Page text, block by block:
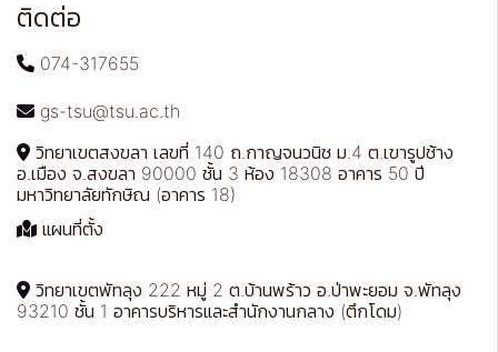
ติดต่อ
074-317655
gs-tsu@tsu.ac.th
วิทยาเขตสงขลา เลขที่ 140 ถ.กาญจนวนิช ม.4 ต.เขารูปช้าง
อ.เมือง จ.สงขลา 90000 ชั้น 3 ห้อง 18308 อาคาร 50 ปี
มหาวิทยาลัยทักษิณ (อาคาร 18)
แผนที่ตั้ง
วิทยาเขตพัทลุง 222 หมู่ 2 ต.บ้านพร้าว อ.ป่าพะยอม จ.พัทลุง
93210 ชั้น 1 อาคารบริหารและสำนักงานกลาง (ตึกโดม)